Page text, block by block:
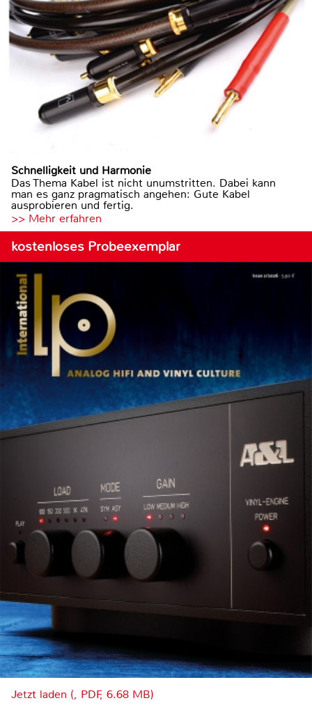
Schnelligkeit und Harmonie
Das Thema Kabel ist nicht unumstritten. Dabei kann
man es ganz pragmatisch angehen: Gute Kabel
ausprobieren und fertig.
>> Mehr erfahren
kostenloses Probeexemplar
Jetzt laden (, PDF, 6.68 MB)